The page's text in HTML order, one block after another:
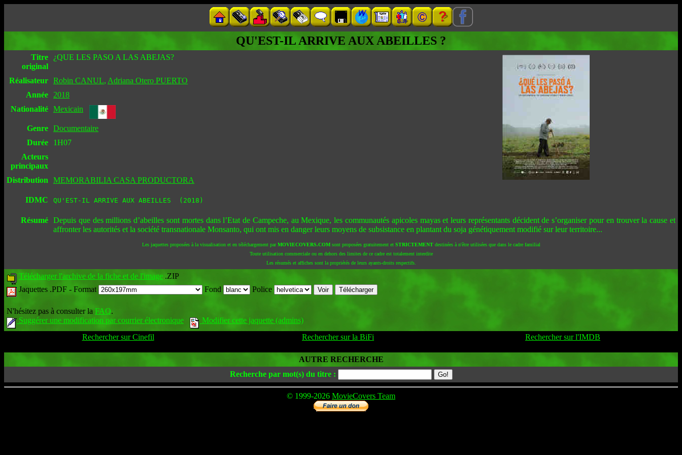
QU'EST-IL ARRIVE AUX ABEILLES ?
Titre
original
¿QUE LES PASO A LAS ABEJAS?
Réalisateur Robin CANUL, Adriana Otero PUERTO
Année
2018
Nationalité Mexicain
Genre Documentaire
Durée
1H07
Acteurs
principaux
Distribution
MEMORABILIA CASA PRODUCTORA
IDMC QU'EST-IL ARRIVE AUX ABEILLES  (2018)
Résumé Depuis que des millions d’abeilles sont mortes dans l’Etat de Campeche, au Mexique, les communautés apicoles mayas et leurs représentants décident de s’organiser pour en trouver la cause et
affronter les autorités et la société transnationale Monsanto, qui ont mis en danger leurs moyens de subsistance en plantant du soja génétiquement modifié sur leur territoire...
Les jaquettes proposées à la visualisation et en téléchargement parMOVIECOVERS.COMsont proposées gratuitement et STRICTEMENTdestinées à n'être utilisées que dans le cadre familial
Toute utilisation commerciale ou en dehors des limites de ce cadre est totalement interdite
Les résumés et affiches sont la propriétés de leurs ayants-droits respectifs.
Télécharger l'archive de la fiche et de l'image .ZIP
Jaquettes .PDF - Format Fond Police
N'hésitez pas à consulter la FAQ.
Suggérer une modification par courrier électronique
Modifier cette jaquette (admins)
Rechercher sur Cinefil
Rechercher sur la BiFi Rechercher sur l'IMDB
AUTRE RECHERCHE
Recherche par mot(s) du titre :
© 1999-2026 MovieCovers Team